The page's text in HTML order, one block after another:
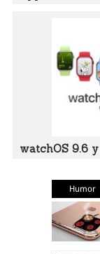
watchOS 9.6
Humor